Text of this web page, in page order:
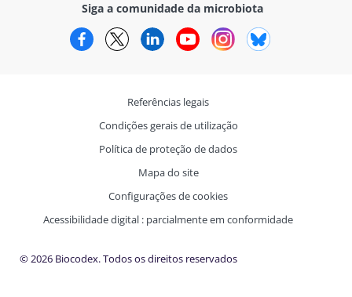
Siga a comunidade da microbiota
FacebookTwitterLinkedInYouTubeInstagram
© 2026 Biocodex. Todos os direitos reservados
Referências legais
Condições gerais de utilização
Política de proteção de dados
Mapa do site
Configurações de cookies
Acessibilidade digital : parcialmente em conformidade